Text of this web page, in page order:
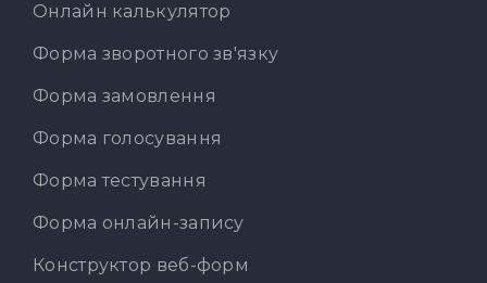
Онлайн калькулятор
Форма зворотного зв'язку
Форма замовлення
Форма голосування
Форма тестування
Форма онлайн-запису
Конструктор веб-форм